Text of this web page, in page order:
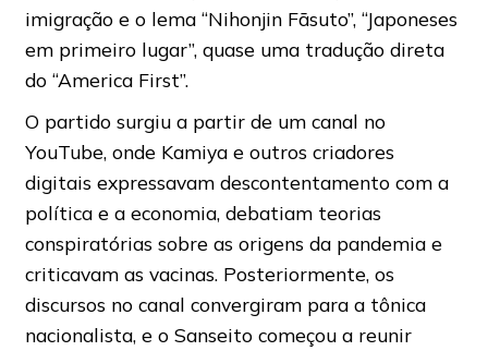
imigração e o lema “Nihonjin Fāsuto”, “Japoneses
em primeiro lugar”, quase uma tradução direta
do “America First”.
O partido surgiu a partir de um canal no
YouTube, onde Kamiya e outros criadores
digitais expressavam descontentamento com a
política e a economia, debatiam teorias
conspiratórias sobre as origens da pandemia e
criticavam as vacinas. Posteriormente, os
discursos no canal convergiram para a tônica
nacionalista, e o Sanseito começou a reunir